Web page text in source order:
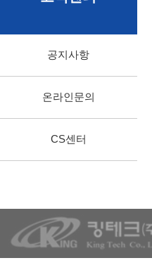
공지사항
온라인문의
CS센터